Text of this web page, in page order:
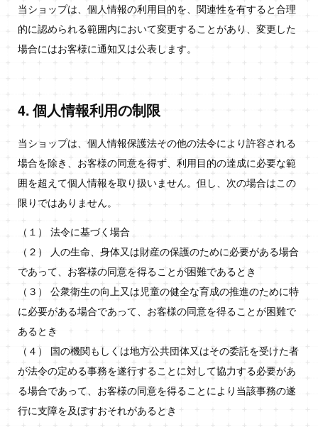
当ショップは、個人情報の利用目的を、関連性を有すると合理
的に認められる範囲内において変更することがあり、変更した
場合にはお客様に通知又は公表します。
4. 個人情報利用の制限
当ショップは、個人情報保護法その他の法令により許容される
場合を除き、お客様の同意を得ず、利用目的の達成に必要な範
囲を超えて個人情報を取り扱いません。但し、次の場合はこの
限りではありません。
（１） 法令に基づく場合
（２） 人の生命、身体又は財産の保護のために必要がある場合
であって、お客様の同意を得ることが困難であるとき
（３） 公衆衛生の向上又は児童の健全な育成の推進のために特
に必要がある場合であって、お客様の同意を得ることが困難で
あるとき
（４） 国の機関もしくは地方公共団体又はその委託を受けた者
が法令の定める事務を遂行することに対して協力する必要があ
る場合であって、お客様の同意を得ることにより当該事務の遂
行に支障を及ぼすおそれがあるとき